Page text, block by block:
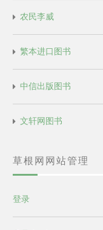
农民李威
繁本进口图书
中信出版图书
文轩网图书
草根网网站管理
登录